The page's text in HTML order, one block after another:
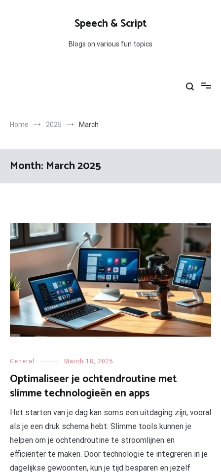
Speech & Script
Blogs on various fun topics
Home 2025 March
Month: March 2025
General March 18, 2025
Optimaliseer je ochtendroutine met
slimme technologieën en apps
Het starten van je dag kan soms een uitdaging zijn, vooral
als je een druk schema hebt. Slimme tools kunnen je
helpen om je ochtendroutine te stroomlijnen en
efficiënter te maken. Door technologie te integreren in je
dagelijkse gewoonten, kun je tijd besparen en jezelf